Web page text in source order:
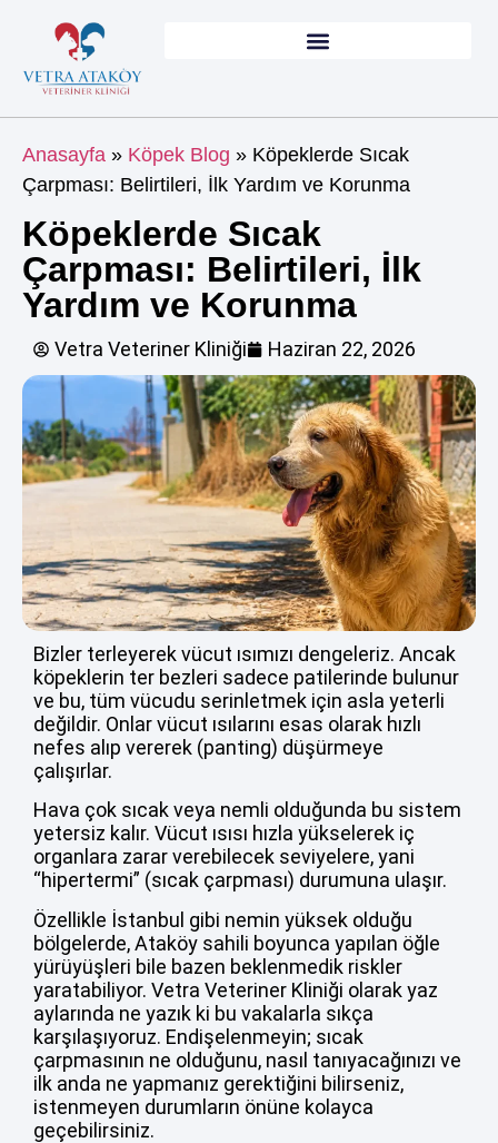
Anasayfa » Köpek Blog » Köpeklerde Sıcak
Çarpması: Belirtileri, İlk Yardım ve Korunma
Köpeklerde Sıcak
Çarpması: Belirtileri, İlk
Yardım ve Korunma
Vetra Veteriner Kliniği Haziran 22, 2026
Bizler terleyerek vücut ısımızı dengeleriz. Ancak
köpeklerin ter bezleri sadece patilerinde bulunur
ve bu, tüm vücudu serinletmek için asla yeterli
değildir. Onlar vücut ısılarını esas olarak hızlı
nefes alıp vererek (panting) düşürmeye
çalışırlar.
Hava çok sıcak veya nemli olduğunda bu sistem
yetersiz kalır. Vücut ısısı hızla yükselerek iç
organlara zarar verebilecek seviyelere, yani
“hipertermi” (sıcak çarpması) durumuna ulaşır.
Özellikle İstanbul gibi nemin yüksek olduğu
bölgelerde, Ataköy sahili boyunca yapılan öğle
yürüyüşleri bile bazen beklenmedik riskler
yaratabiliyor. Vetra Veteriner Kliniği olarak yaz
aylarında ne yazık ki bu vakalarla sıkça
karşılaşıyoruz. Endişelenmeyin; sıcak
çarpmasının ne olduğunu, nasıl tanıyacağınızı ve
ilk anda ne yapmanız gerektiğini bilirseniz,
istenmeyen durumların önüne kolayca
geçebilirsiniz.